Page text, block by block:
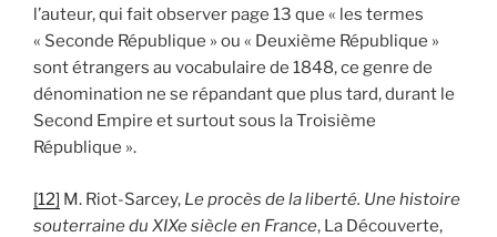
l’auteur, qui fait observer page 13 que « les termes
« Seconde République » ou « Deuxième République »
sont étrangers au vocabulaire de 1848, ce genre de
dénomination ne se répandant que plus tard, durant le
Second Empire et surtout sous la Troisième
République ».
[12] M. Riot-Sarcey, Le procès de la liberté. Une histoire
souterraine du XIXe siècle en France, La Découverte,